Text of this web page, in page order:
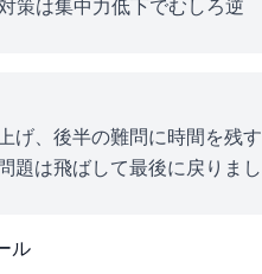
策は集中力低下でむしろ逆
げ、後半の難問に時間を残す
題は飛ばして最後に戻りまし
ル